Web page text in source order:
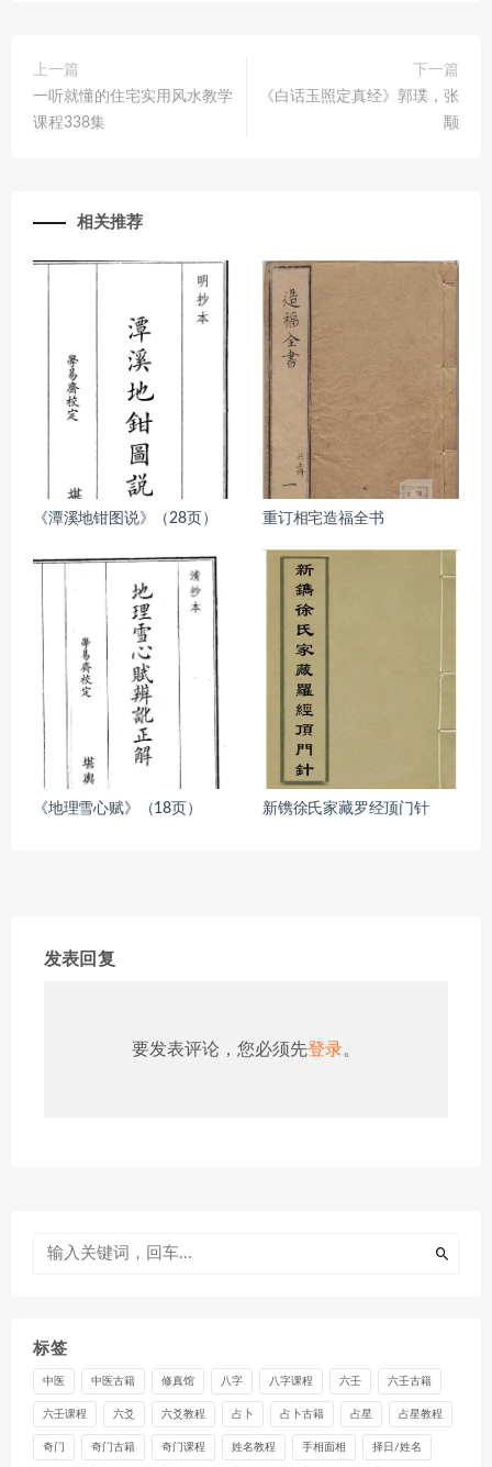
上一篇
一听就懂的住宅实用风水教学
课程338集
下一篇
《白话玉照定真经》郭璞，张
颙
相关推荐
《潭溪地钳图说》（28页） 重订相宅造福全书
《地理雪心赋》（18页） 新镌徐氏家藏罗经顶门针
发表回复
要发表评论，您必须先登录。
标签
中医 中医古籍 修真馆 八字 八字课程 六壬 六壬古籍
六壬课程 六爻 六爻教程 占卜 占卜古籍 占星 占星教程
奇门 奇门古籍 奇门课程 姓名教程 手相面相 择日/姓名